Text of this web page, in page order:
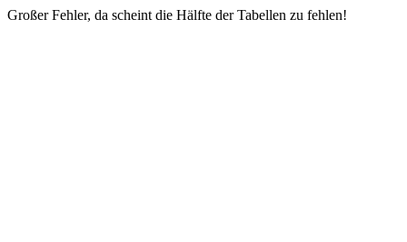
Großer Fehler, da scheint die Hälfte der Tabellen zu fehlen!